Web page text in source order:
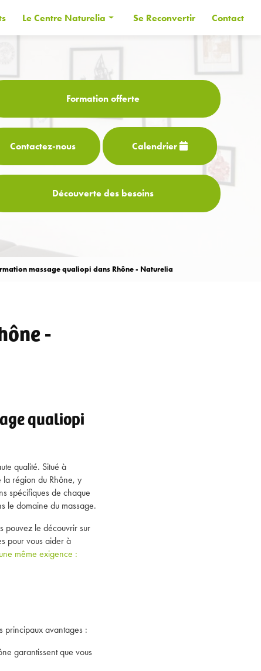
Le Centre Naturelia
Informations générales
Se Reconvertir Contact
Formation offerte
Contactez-nous Calendrier
Découverte des besoins
massage qualiopi dans Rhône - Naturelia
-
qualiopi
qualité. Situé à
la région du Rhône, y
spécifiques de chaque
le domaine du massage.
pouvez le découvrir sur
pour vous aider à
même exigence :
principaux avantages :
garantissent que vous